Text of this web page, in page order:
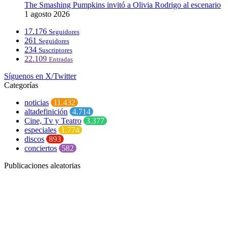
The Smashing Pumpkins invitó a Olivia Rodrigo al escenario
1 agosto 2026
17.176 Seguidores
261 Seguidores
234 Suscriptores
22.109 Entradas
Síguenos en X/Twitter
Categorías
noticias 11.432
altadefinición 4.714
Cine, Tv y Teatro 3.377
especiales 1.774
discos 893
conciertos 582
Publicaciones aleatorias